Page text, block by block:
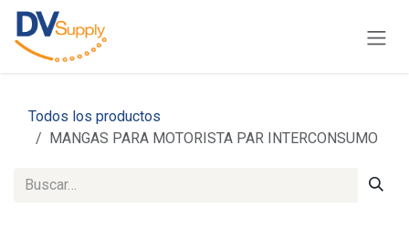
Ir al contenido
Todos los productos
MANGAS PARA MOTORISTA PAR INTERCONSUMO